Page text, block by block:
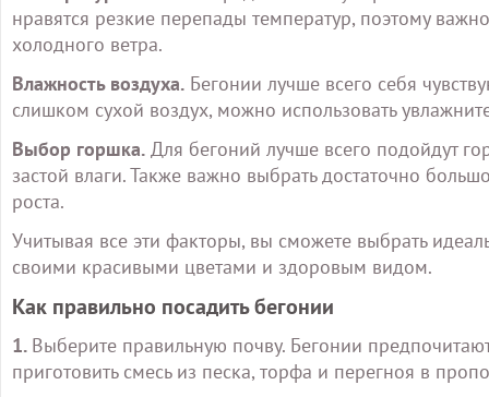
нравятся резкие перепады температур, поэтому
холодного ветра.
Влажность воздуха. Бегонии лучше всего себя
слишком сухой воздух, можно использовать
Выбор горшка. Для бегоний лучше всего подойдут
застой влаги. Также важно выбрать достаточно
роста.
Учитывая все эти факторы, вы сможете выбрать
своими красивыми цветами и здоровым видом.
Как правильно посадить бегонии
1. Выберите правильную почву. Бегонии
приготовить смесь из песка, торфа и перегноя в